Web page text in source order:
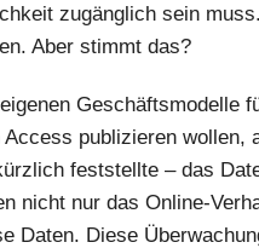
zugänglich sein
Aber stimmt das?
publizieren wollen,
feststellte – das
nicht nur das Online-
Daten. Diese